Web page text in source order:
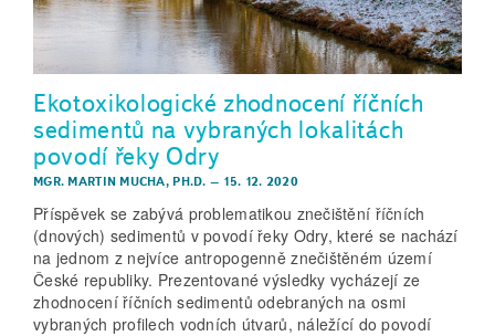
Ekotoxikologické zhodnocení říčních
sedimentů na vybraných lokalitách
povodí řeky Odry
MGR. MARTIN MUCHA, PH.D. – 15. 12. 2020
Příspěvek se zabývá problematikou znečištění říčních
(dnových) sedimentů v povodí řeky Odry, které se nachází
na jednom z nejvíce antropogenně znečištěném území
České republiky. Prezentované výsledky vycházejí ze
zhodnocení říčních sedimentů odebraných na osmi
vybraných profilech vodních útvarů, náležící do povodí